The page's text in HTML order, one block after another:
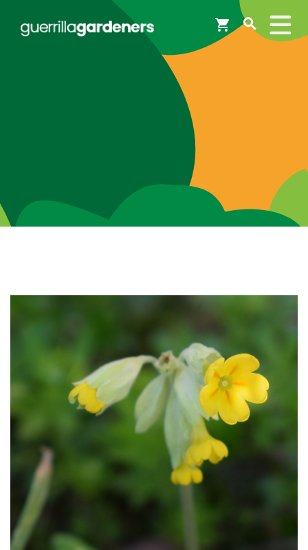
Webshop
Workshops
Tips & Inspiratie
Op de kaart
Brigades
Blog
Over ons
Contact